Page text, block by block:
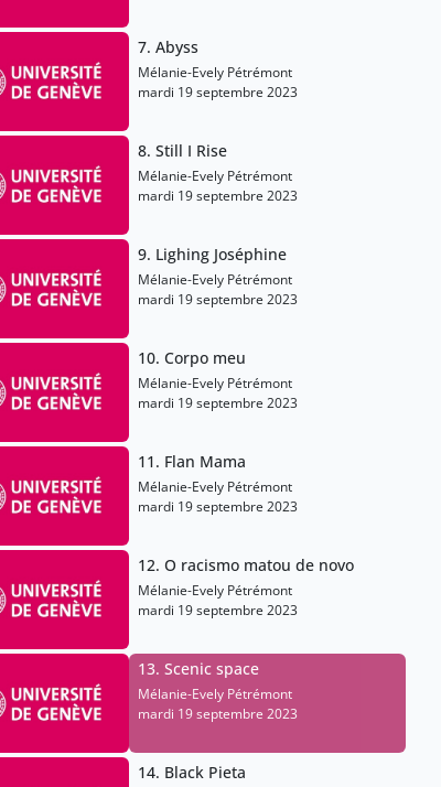
7. Abyss
Mélanie-Evely Pétrémont
mardi 19 septembre 2023
8. Still I Rise
Mélanie-Evely Pétrémont
mardi 19 septembre 2023
9. Lighing Joséphine
Mélanie-Evely Pétrémont
mardi 19 septembre 2023
10. Corpo meu
Mélanie-Evely Pétrémont
mardi 19 septembre 2023
11. Flan Mama
Mélanie-Evely Pétrémont
mardi 19 septembre 2023
12. O racismo matou de novo
Mélanie-Evely Pétrémont
mardi 19 septembre 2023
13. Scenic space
Mélanie-Evely Pétrémont
mardi 19 septembre 2023
14. Black Pieta